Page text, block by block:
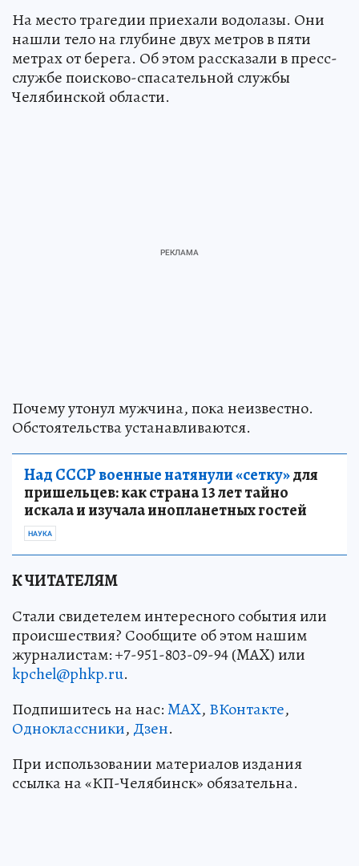
На место трагедии приехали водолазы. Они
нашли тело на глубине двух метров в пяти
метрах от берега. Об этом рассказали в пресс-
службе поисково-спасательной службы
Челябинской области.
Почему утонул мужчина, пока неизвестно.
Обстоятельства устанавливаются.
Над СССР военные натянули «сетку»для
пришельцев: как страна 13 лет тайно
искала и изучала инопланетных гостей
НАУКА
К ЧИТАТЕЛЯМ
Стали свидетелем интересного события или
происшествия? Сообщите об этом нашим
журналистам: +7-951-803-09-94 (MAX) или
kpchel@phkp.ru.
Подпишитесь на нас:MAX, ВКонтакте,
Одноклассники, Дзен.
При использовании материалов издания
ссылка на «КП-Челябинск» обязательна.